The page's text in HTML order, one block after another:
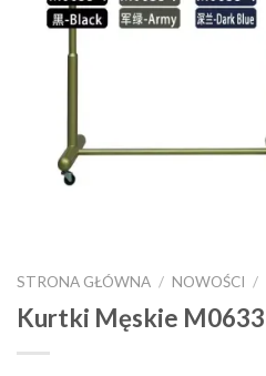
STRONA GŁÓWNA / NOWOŚCI /
Kurtki Męskie M0633